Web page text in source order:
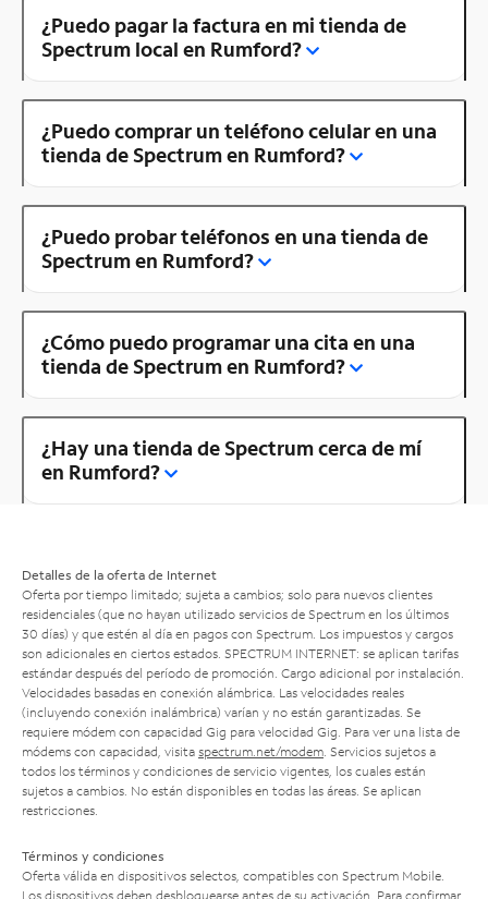
¿Puedo pagar la factura en mi tienda de
Spectrum local en Rumford?
¿Puedo comprar un teléfono celular en una
tienda de Spectrum en Rumford?
¿Puedo probar teléfonos en una tienda de
Spectrum en Rumford?
¿Cómo puedo programar una cita en una
tienda de Spectrum en Rumford?
¿Hay una tienda de Spectrum cerca de mí
en Rumford?
Detalles de la oferta de Internet
Oferta por tiempo limitado; sujeta a cambios; solo para nuevos clientes
residenciales (que no hayan utilizado servicios de Spectrum en los últimos
30 días) y que estén al día en pagos con Spectrum. Los impuestos y cargos
son adicionales en ciertos estados. SPECTRUM INTERNET: se aplican tarifas
estándar después del período de promoción. Cargo adicional por instalación.
Velocidades basadas en conexión alámbrica. Las velocidades reales
(incluyendo conexión inalámbrica) varían y no están garantizadas. Se
requiere módem con capacidad Gig para velocidad Gig. Para ver una lista de
módems con capacidad, visita spectrum.net/modem . Servicios sujetos a
todos los términos y condiciones de servicio vigentes, los cuales están
sujetos a cambios. No están disponibles en todas las áreas. Se aplican
restricciones.
Términos y condiciones
Oferta válida en dispositivos selectos, compatibles con Spectrum Mobile.
Los dispositivos deben desbloquearse antes de su activación. Para confirmar